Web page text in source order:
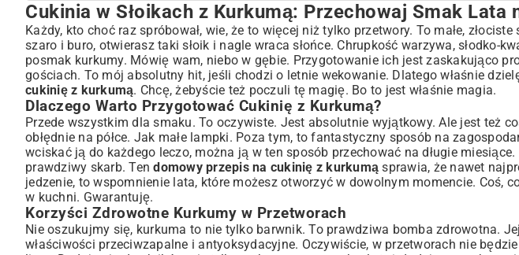
Cukinia w Słoikach z Kurkumą: Przechowaj Smak Lata na Dłużej
Dlaczego Warto Przygotować Cukinię z Kurkumą?
Korzyści Zdrowotne Kurkumy w Przetworach
Niezbędne Składniki i Akcesoria do Przetworów z Cukinii
Jak Wybrać Idealną Cukinię na Przetwory?
Składniki Marynaty: Klucz do Wyjątkowego Smaku
Przygotowanie Cukinii z Kurkumą – Praktyczny Przewodnik Krok po Kroku
Mycie, Krojenie i Wstępne Przygotowanie Cukinii
Przepis na Aromatyczną Zalezywę z Kurkumą
Układanie Cukinii w Słoikach i Zalewanie
Pasteryzacja: Klucz do Trwałości Domowych Przetworów
Jak Prawidłowo Pasteryzować Słoiki z Cukinią?
Najczęstsze Błędy Podczas Pasteryzacji i Jak Ich Unikać
Pomysły na Wykorzystanie Cukinii z Kurkumą ze Słoika
Cukinia w Słoikach z Kurkumą: Przechowaj Smak Lata
Każdy, kto choć raz spróbował, wie, że to więcej niż tylko przetwory. To małe,
szaro i buro, otwierasz taki słoik i nagle wraca słońce. Chrupkość warzywa, słodko-
posmak kurkumy. Mówię wam, niebo w gębie. Przygotowanie ich jest zaskakująco
gościach. To mój absolutny hit, jeśli chodzi o letnie wekowanie. Dlatego właśnie
cukinię z kurkumą. Chcę, żebyście też poczuli tę magię. Bo to jest właśnie magia.
Dlaczego Warto Przygotować Cukinię z Kurkumą?
Przede wszystkim dla smaku. To oczywiste. Jest absolutnie wyjątkowy. Ale jest też
obłędnie na półce. Jak małe lampki. Poza tym, to fantastyczny sposób na
wciskać ją do każdego leczo, można ją w ten sposób przechować na długie
prawdziwy skarb. Tendomowy przepis na cukinię z kurkumą sprawia, że nawet
jedzenie, to wspomnienie lata, które możesz otworzyć w dowolnym momencie. Coś,
w kuchni. Gwarantuję.
Korzyści Zdrowotne Kurkumy w Przetworach
Nie oszukujmy się, kurkuma to nie tylko barwnik. To prawdziwa bomba zdrowotna.
właściwości przeciwzapalne i antyoksydacyjne. Oczywiście, w przetworach nie